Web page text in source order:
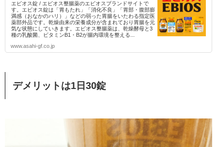
エビオス錠 / エビオス整腸薬のエビオスブランドサイトで
す。エビオス錠は「胃もたれ」「消化不良」「胃部・腹部膨
満感（おなかのハリ）」などの弱った胃腸をいたわる指定医
薬部外品です。乾燥由来の栄養成分が含まれており胃腸を元
気な状態にしていきます。エビオス整腸薬は、乾燥酵母と3
種の乳酸菌、ビタミンB1・B2が腸内環境を整える...
www.asahi-gf.co.jp
デメリットは1日30錠